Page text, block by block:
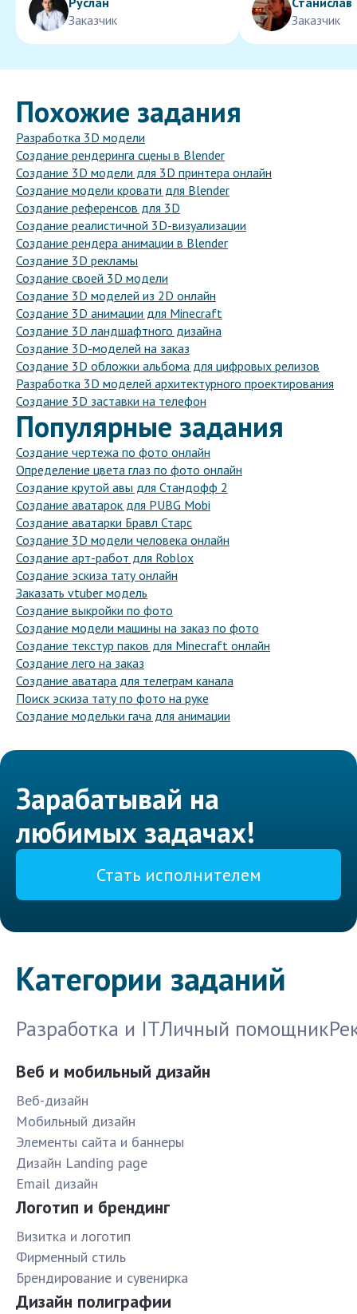
Заказчик
Заказчик
Похожие задания
Разработка 3D модели
Создание рендеринга сцены в Blender
Создание 3D модели для 3D принтера онлайн
Создание модели кровати для Blender
Создание референсов для 3D
Создание реалистичной 3D-визуализации
Создание рендера анимации в Blender
Создание 3D рекламы
Создание своей 3D модели
Создание 3D моделей из 2D онлайн
Создание 3D анимации для Minecraft
Создание 3D ландшафтного дизайна
Создание 3D-моделей на заказ
Создание 3D обложки альбома для цифровых релизов
Разработка 3D моделей архитектурного проектирования
Создание 3D заставки на телефон
Популярные задания
Создание чертежа по фото онлайн
Определение цвета глаз по фото онлайн
Создание крутой авы для Стандофф 2
Создание аватарок для PUBG Mobi
Создание аватарки Бравл Старс
Создание 3D модели человека онлайн
Создание арт-работ для Roblox
Создание эскиза тату онлайн
Заказать vtuber модель
Создание выкройки по фото
Создание модели машины на заказ по фото
Создание текстур паков для Minecraft онлайн
Создание лего на заказ
Создание аватара для телеграм канала
Поиск эскиза тату по фото на руке
Создание модельки гача для анимации
Зарабатывай на
любимых задачах!
Стать исполнителем
Категории заданий
Разработка и ITЛичный помощник
Веб и мобильный дизайн
Веб-дизайн
Мобильный дизайн
Элементы сайта и баннеры
Дизайн Landing page
Email дизайн
Логотип и брендинг
Визитка и логотип
Фирменный стиль
Брендирование и сувенирка
Дизайн полиграфии